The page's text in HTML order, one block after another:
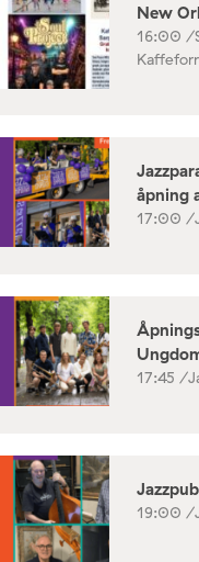
New
16:00 /
åpning
17:00 /
17:45 /
19:00 /